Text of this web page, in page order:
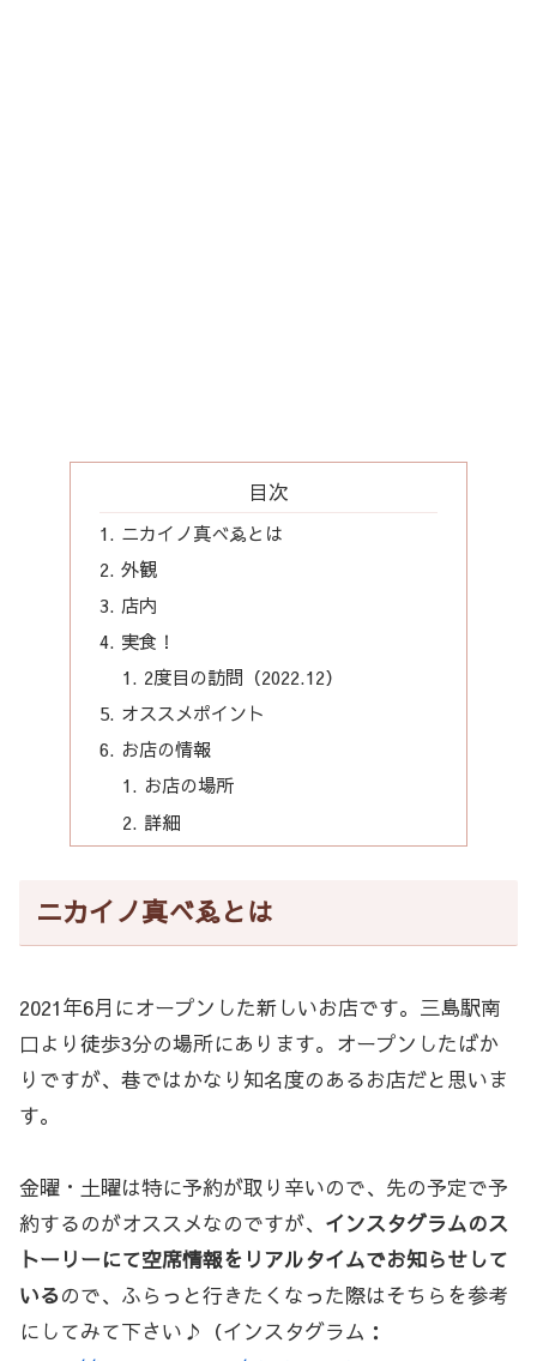
目次
ニカイノ真べゑとは
外観
店内
実食！
2度目の訪問（2022.12）
オススメポイント
お店の情報
お店の場所
詳細
ニカイノ真べゑとは
2021年6月にオープンした新しいお店です。三島駅南
口より徒歩3分の場所にあります。オープンしたばか
りですが、巷ではかなり知名度のあるお店だと思いま
す。
金曜・土曜は特に予約が取り辛いので、先の予定で予
約するのがオススメなのですが、 インスタグラムのス
トーリーにて空席情報をリアルタイムでお知らせして
いるので、ふらっと行きたくなった際はそちらを参考
にしてみて下さい♪（インスタグラム：